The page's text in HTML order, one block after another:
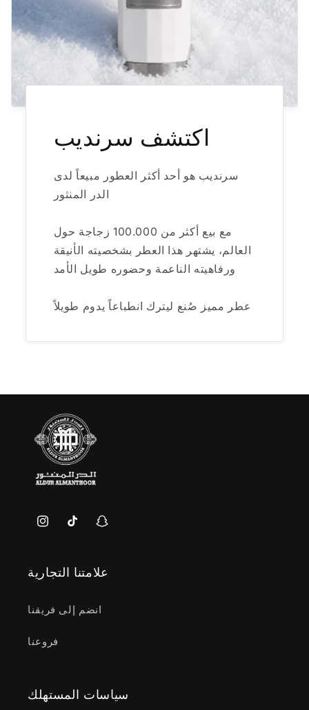
اكتشف سرنديب
سرنديب هو أحد أكثر العطور مبيعاً لدى
الدر المنثور
مع بيع أكثر من 100.000 زجاجة حول
العالم، يشتهر هذا العطر بشخصيته الأنيقة
ورفاهيته الناعمة وحضوره طويل الأمد
عطر مميز صُنع ليترك انطباعاً يدوم طويلاً
انستغرام
تيك
سناب
علامتنا التجارية
انضم إلى فريقنا
فروعنا
سياسات المستهلك